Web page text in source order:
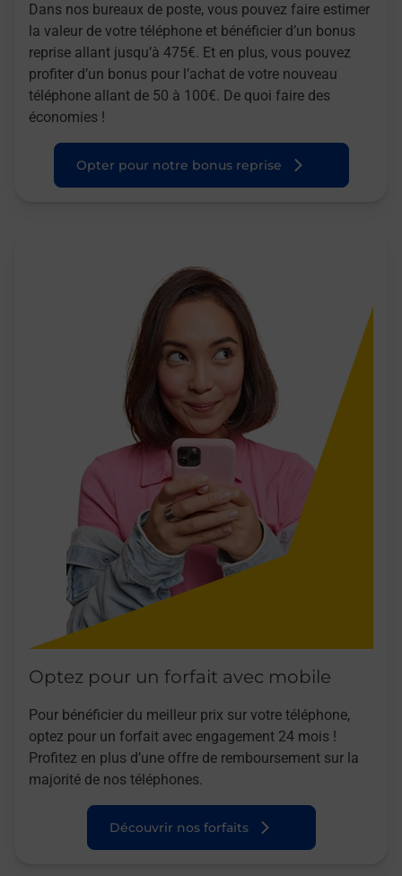
Dans nos bureaux de poste, vous pouvez faire estimer
la valeur de votre téléphone et bénéficier d’un bonus
reprise allant jusqu’à 475€. Et en plus, vous pouvez
profiter d’un bonus pour l’achat de votre nouveau
téléphone allant de 50 à 100€. De quoi faire des
économies !
Opter pour notre bonus reprise
Optez pour un forfait avec mobile
Pour bénéficier du meilleur prix sur votre téléphone,
optez pour un forfait avec engagement 24 mois !
Profitez en plus d’une offre de remboursement sur la
majorité de nos téléphones.
Découvrir nos forfaits